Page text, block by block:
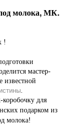
молока, МК.
!
мастер-
известной
.
для
подарком из
молока!